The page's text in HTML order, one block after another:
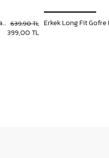
Erkek Long Fit Gofre Kumaş Esnek Küba Yaka Gömlek Siyah
399,00 TL
639,90 TL